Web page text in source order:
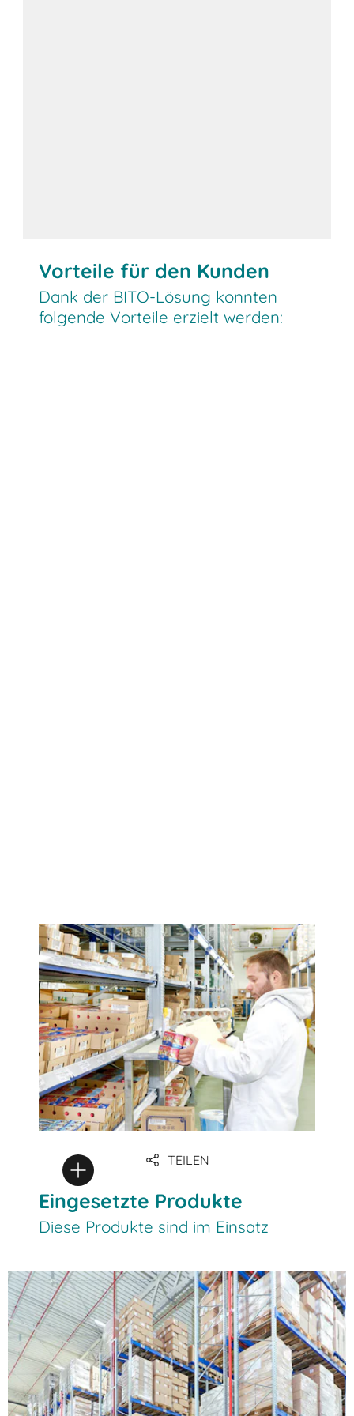
Vorteile für den Kunden
Dank der BITO-Lösung konnten
folgende Vorteile erzielt werden:
TEILEN
Eingesetzte Produkte
Diese Produkte sind im Einsatz